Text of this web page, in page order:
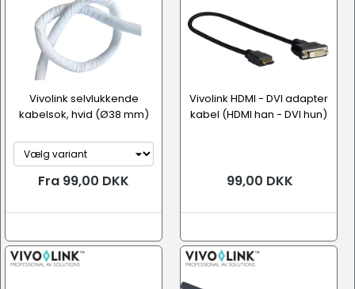
Vivolink selvlukkende
kabelsok, hvid (Ø38 mm)
Fra 99,00 DKK
Vivolink HDMI - DVI adapter
kabel (HDMI han - DVI hun)
99,00 DKK